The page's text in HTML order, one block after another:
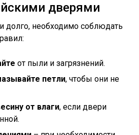
дверями
долго, необходимо соблюдать
от пыли и загрязнений.
петли, чтобы они не
от влаги, если двери